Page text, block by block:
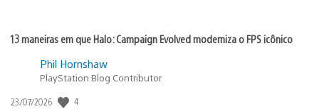
13 maneiras em que Halo: Campaign Evolved moderniza o FPS icônico
Phil Hornshaw
PlayStation Blog Contributor
Data
23/07/2026 4